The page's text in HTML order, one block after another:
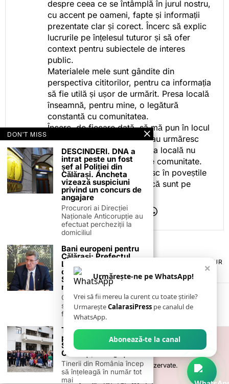
despre ceea ce se întâmplă în jurul nostru,
cu accent pe oameni, fapte și informații
prezentate clar și corect. Încerc să explic
lucrurile pe înțelesul tuturor și să ofer
context pentru subiectele de interes
public.
Materialele mele sunt gândite din
perspectiva cititorilor, pentru ca informația
să fie utilă și ușor de urmărit. Presa locală
înseamnă, pentru mine, o legătură
constantă cu comunitatea.
Încerc, de fiecare dată, să mă pun în locul
celor care citesc, privesc sau urmăresc
ceea ce fac. Pentru că presa locală nu
este despre mine, ci despre comunitate.
Iar dacă oamenii se regăsesc în poveștile
pe care le spun, înseamnă că sunt pe
drumul bun.
TERMENI ȘI CONDIȚII
POLITICA DE ANULARE & RETUR
PUBLICITATE ONLINE & TIPĂRITĂ
CONTACT
ZIARUL ANUNȚUL CĂLĂRĂȘEAN
© 2026- Toate drepturile sunt rezervate.
×
Urmărește-ne pe WhatsApp!
Vrei să fii mereu la curent cu toate știrile?
UrmareșteCalarasiPress pe canalul de
WhatsApp.
Abonează-te la canal
DON'T MISS
DESCINDERI. DNA a
intrat peste un fost
șef al Poliției din
Călărași. Ancheta
vizează suspiciuni
privind un concurs de
angajare
Procurori ai Direcției
Naționale Anticorupție au
efectuat percheziții la
domiciliul
Bani europeni pentru
Călărași: Prefectul
Laurențiu State anunță
colaborarea cu ADR
Sud-Muntenia pentru
noi finanțări
Călărașul se pregătește
să intre pe harta
finanțărilor europene, cu
Tabără de pregătire
politică a Tineretului
Social-Democrat
Călărași, la Argeș
Tinerii din România încep
să înțeleagă în număr tot
mai